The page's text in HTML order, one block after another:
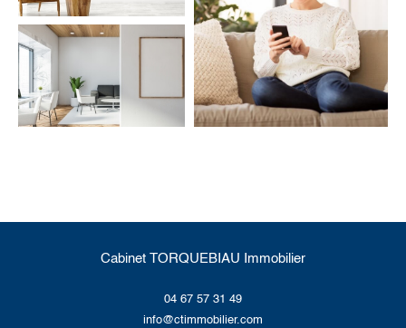
Cabinet TORQUEBIAU Immobilier
04 67 57 31 49
info@ctimmobilier.com